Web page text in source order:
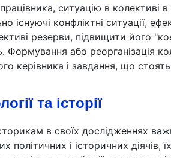
ситуацію в колективі в
існуючі конфліктні ситуації,
резерви, підвищити його
Формування або реорганізація
керівника і завдання, що
та історії
в своїх дослідженнях
політичних і історичних діячів,